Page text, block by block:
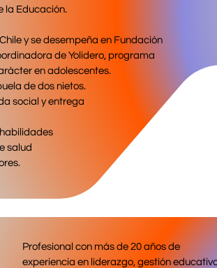
la Educación.
y se desempeña en Fundación
de Yolidero, programa
en adolescentes.
de dos nietos.
social y entrega
salud
Profesional con más de 20 años de
experiencia en liderazgo, gestión